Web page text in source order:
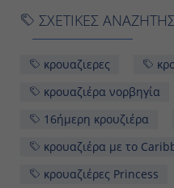
κρουαζιερες
κρουαζιέρα νορβηγία
Caribbean Princess
Βόρεια Ευρώπη
κρουαζιέρες 2024